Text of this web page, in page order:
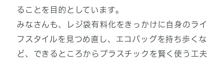
ることを目的としています。
みなさんも、レジ袋有料化をきっかけに自身のライ
フスタイルを見つめ直し、エコバッグを持ち歩くな
ど、できるところからプラスチックを賢く使う工夫